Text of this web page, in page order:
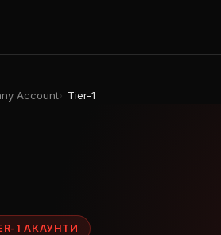
Account Tier-1
1 АКАУНТИ